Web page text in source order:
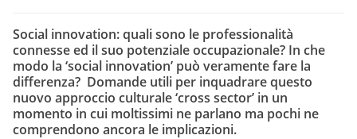
Social innovation: quali sono le professionalità
connesse ed il suo potenziale occupazionale? In che
modo la ‘social innovation’ può veramente fare la
differenza? Domande utili per inquadrare questo
nuovo approccio culturale ‘cross sector’ in un
momento in cui moltissimi ne parlano ma pochi ne
comprendono ancora le implicazioni.